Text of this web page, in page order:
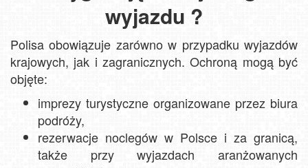
wyjazdu ?
Polisa obowiązuje zarówno w przypadku wyjazdów
krajowych, jak i zagranicznych. Ochroną mogą być
objęte:
imprezy turystyczne organizowane przez biura
podróży,
rezerwacje noclegów w Polsce i za granicą,
także przy wyjazdach aranżowanych